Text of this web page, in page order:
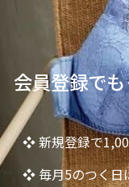
会員登録で
❖ 新規登録で
❖ 毎月5のつく日